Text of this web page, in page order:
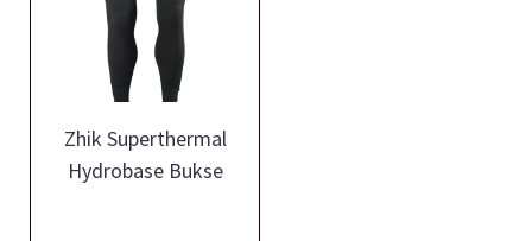
Zhik Superthermal
Hydrobase Bukse